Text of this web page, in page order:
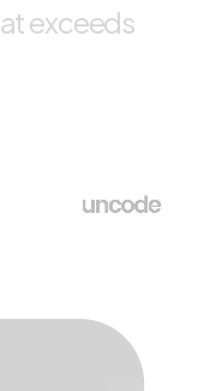
atexceeds